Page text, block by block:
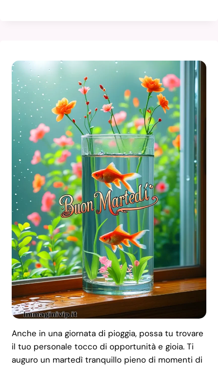
Anche in una giornata di pioggia, possa tu trovare
il tuo personale tocco di opportunità e gioia. Ti
auguro un martedì tranquillo pieno di momenti di